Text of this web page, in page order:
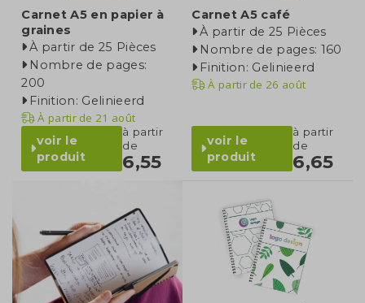
Carnet A5 en papier à
graines
À partir de 25 Pièces
Nombre de pages:
200
Finition: Gelinieerd
À partir de 21 août
voir le
produit
à partir
de
6,55
Carnet A5 café
À partir de 25 Pièces
Nombre de pages: 160
Finition: Gelinieerd
À partir de 26 août
voir le
produit
à partir
de
6,65